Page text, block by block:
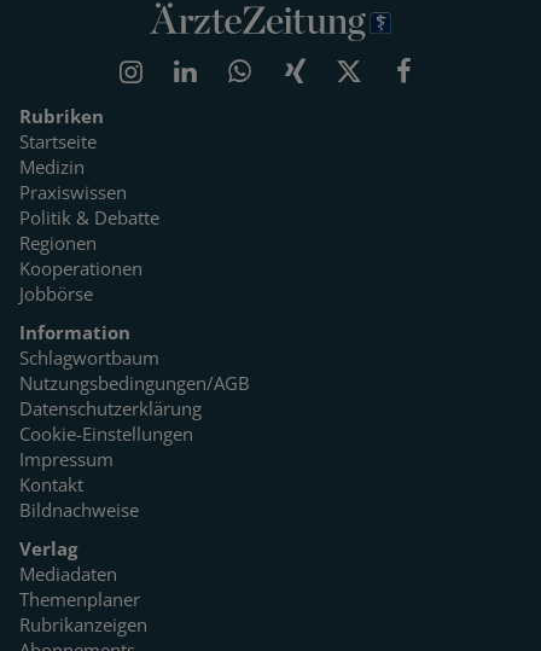
Rubriken
Startseite
Medizin
Praxiswissen
Politik & Debatte
Regionen
Kooperationen
Jobbörse
Information
Schlagwortbaum
Nutzungsbedingungen/AGB
Datenschutzerklärung
Cookie-Einstellungen
Impressum
Kontakt
Bildnachweise
Verlag
Mediadaten
Themenplaner
Rubrikanzeigen